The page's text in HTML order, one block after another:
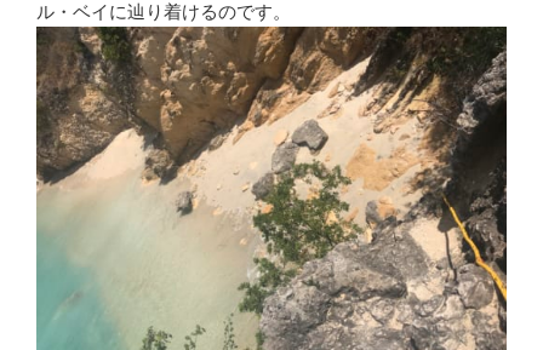
ル・ベイに辿り着けるのです。